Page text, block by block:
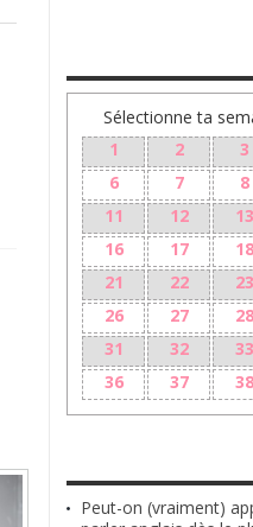
Sélectionne ta
1
2 3
6
7 8
11
12 13
16
17 18
21
22 23
26
27 28
31
32 33
36
37 38
Peut-on (vraiment)